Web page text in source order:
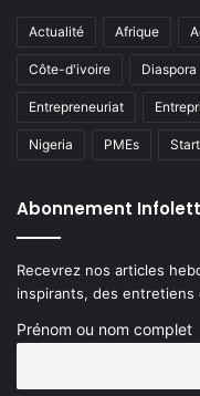
Actualité Afrique
Côte-d'ivoire Diaspora
Entrepreneuriat
Nigeria PMEs
Abonnement
Recevrez nos articles
inspirants, des
Prénom ou nom complet